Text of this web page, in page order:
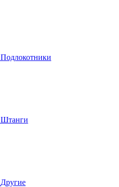
Подлокотники
Штанги
Другие